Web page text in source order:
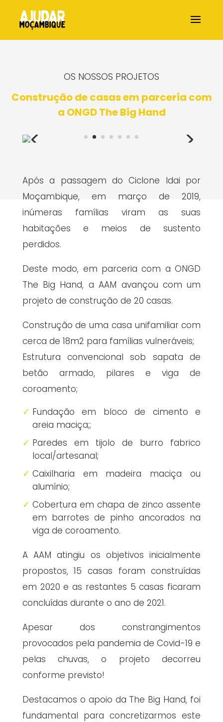
OS NOSSOS PROJETOS
Construção de casas em parceria com
a ONGD The Big Hand
Após a passagem do Ciclone Idai por
Moçambique, em março de 2019,
inúmeras famílias viram as suas
habitações e meios de sustento
perdidos.
Deste modo, em parceria com a ONGD
The Big Hand, a AAM avançou com um
projeto de construção de 20 casas.
Construção de uma casa unifamiliar com
cerca de 18m2 para famílias vulneráveis;
Estrutura convencional sob sapata de
betão armado, pilares e viga de
coroamento;
Fundação em bloco de cimento e
areia maciça;;
Paredes em tijolo de burro fabrico
local/artesanal;
Caixilharia em madeira maciça ou
alumínio;
Cobertura em chapa de zinco assente
em barrotes de pinho ancorados na
viga de coroamento.
A AAM atingiu os objetivos inicialmente
propostos, 15 casas foram construídas
em 2020 e as restantes 5 casas ficaram
concluídas durante o ano de 2021.
Apesar dos constrangimentos
provocados pela pandemia de Covid-19 e
pelas chuvas, o projeto decorreu
conforme previsto!
Destacamos o apoio da The Big Hand, foi
fundamental para concretizarmos este